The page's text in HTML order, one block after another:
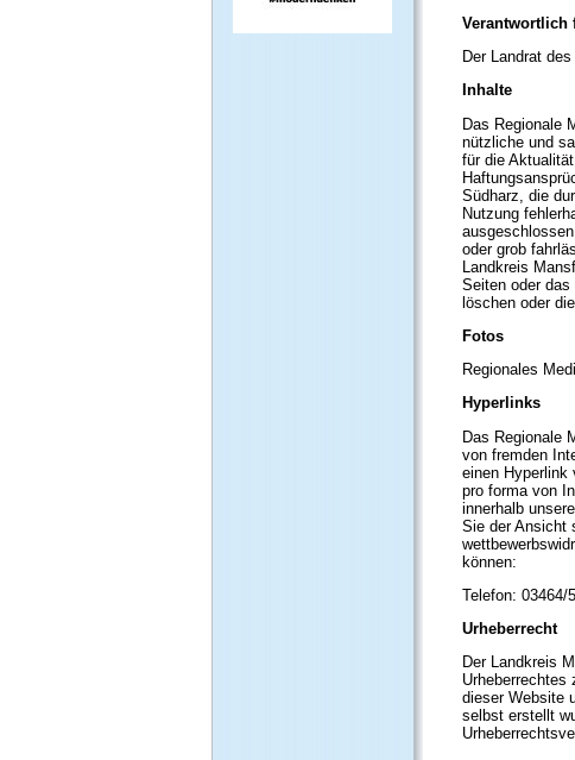
Verantwortlich
Der Landrat
Inhalte
Das Regionale
nützliche und
für die
Südharz, die
Nutzung
oder grob
Landkreis
Seiten oder
löschen oder
Fotos
Regionales
Hyperlinks
Das Regionale
von fremden
einen Hyperlink
pro forma von
innerhalb
Sie der Ansicht
können:
Telefon: 03464/
Urheberrecht
Der Landkreis
Urheberrechtes
dieser Website
selbst erstellt